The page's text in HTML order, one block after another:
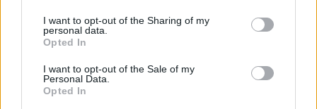
I want to opt-out of the Sharing of my
personal data.
Opted In
I want to opt-out of the Sale of my
Personal Data.
Opted In
Σας ετοιμάσαμε κάποια mini events.
Προσφορά σούπερ λίπασμα και σούπερ λίπασμα της